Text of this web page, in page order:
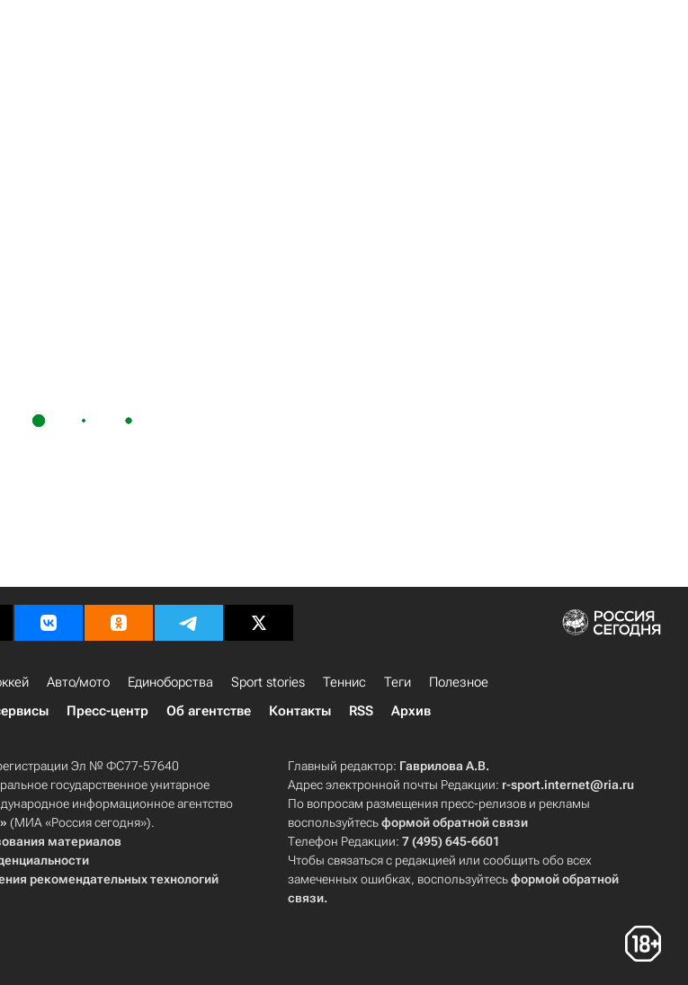
Авто/мото Единоборства Sport stories Теннис Теги
Полезное
Пресс-центр Об агентстве Контакты RSS Архив
Эл № ФС77-57640
государственное унитарное
информационное агентство
(МИА «Россия сегодня»).
материалов
рекомендательных технологий
Главный редактор: Гаврилова А.В.
Адрес электронной почты Редакции: r-sport.internet@ria.ru
По вопросам размещения пресс-релизов и рекламы
воспользуйтесьформой обратной связи
Телефон Редакции:7 (495) 645-6601
Чтобы связаться с редакцией или сообщить обо всех
замеченных ошибках, воспользуйтесьформой обратной
связи.